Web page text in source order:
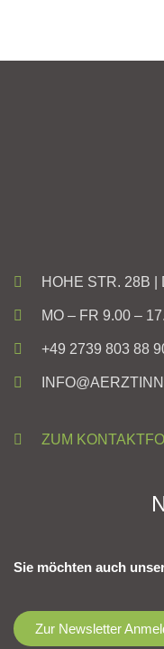
HOHE STR. 28B |
MO – FR 9.00 –
+49 2739 803 88
ZUM
Sie möchten auch
Zur Newsletter